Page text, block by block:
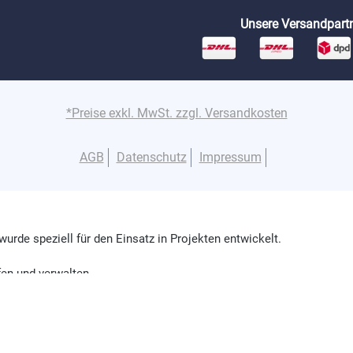
Unsere
*Preise exkl. MwSt. zzgl. Versandkosten
AGB Datenschutz Impressum
speziell für den Einsatz in Projekten entwickelt.
und verwalten.